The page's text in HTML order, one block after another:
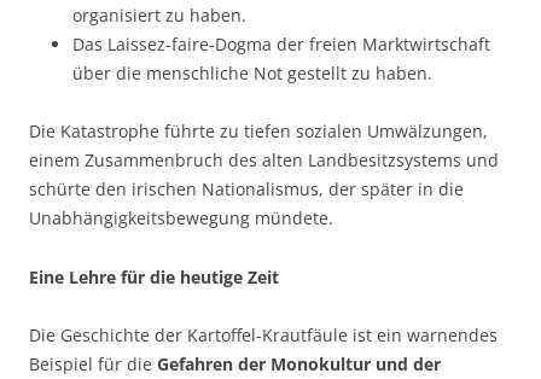
organisiert zu haben.
Das Laissez-faire-Dogma der freien Marktwirtschaft
über die menschliche Not gestellt zu haben.
Die Katastrophe führte zu tiefen sozialen Umwälzungen,
einem Zusammenbruch des alten Landbesitzsystems und
schürte den irischen Nationalismus, der später in die
Unabhängigkeitsbewegung mündete.
Eine Lehre für die heutige Zeit
Die Geschichte der Kartoffel-Krautfäule ist ein warnendes
Beispiel für die Gefahren der Monokultur und der